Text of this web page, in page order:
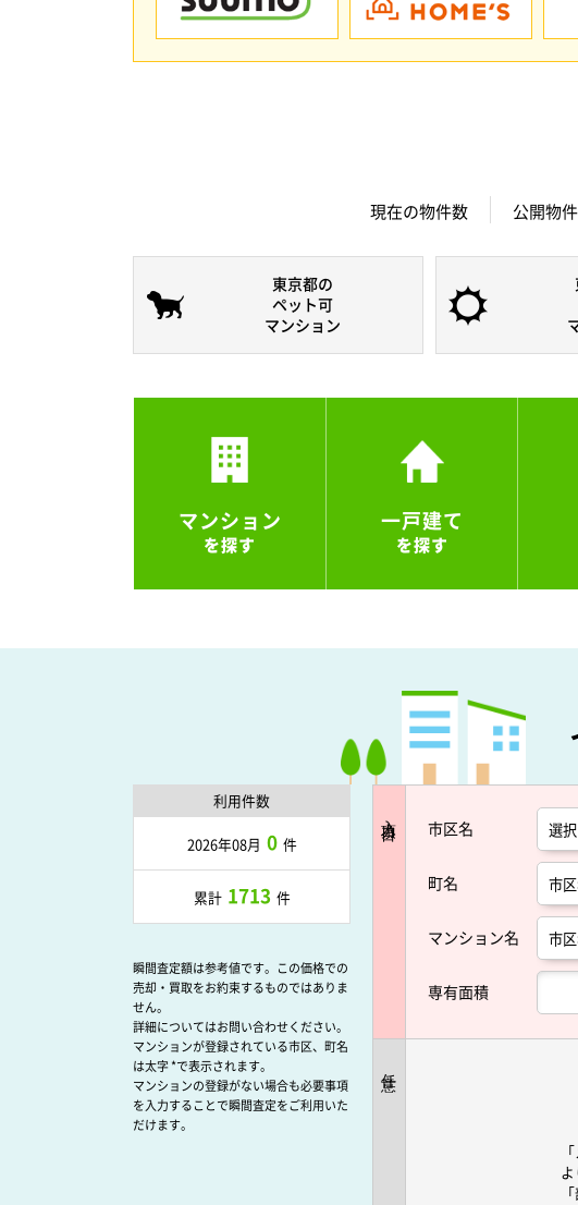
現在の物件数 公開物件
東京都の
ペット可
マンション
マンション
を探す
一戸建て
を探す
利用件数
2026年08月 0 件
累計 1713 件
市区名
町名
マンション名
専有面積
瞬間査定額は参考値です。この価格での
売却・買取をお約束するものではありま
せん。
詳細についてはお問い合わせください。
マンションが登録されている市区、町名
は太字 *で表示されます。
マンションの登録がない場合も必要事項
を入力することで瞬間査定をご利用いた
だけます。